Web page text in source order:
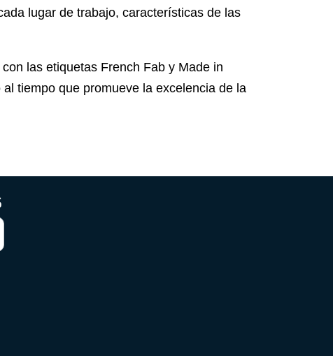
lugar de trabajo, características de las
las etiquetas French Fab y Made in
tiempo que promueve la excelencia de la